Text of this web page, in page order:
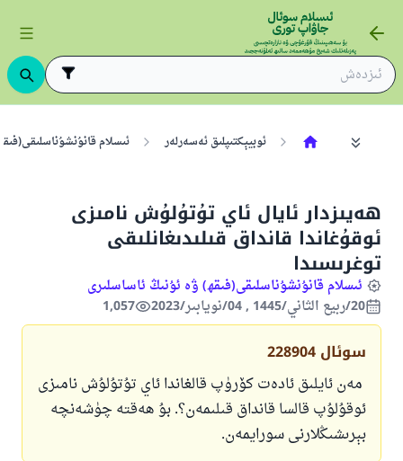
ئوبيېكتىپلىق ئەسەرلەر ئىسلام
ھەيىزدار ئايال ئاي تۇتۇلۇش نامىزى
ئوقۇغاندا قانداق قىلىدىغانلىقى
توغرىسىدا
ئىسلام قانۇنشۇناسلىقى(فىقھ) ۋە ئۇنىڭ ئاساسلىرى
20/ربيع الثاني/1445 , 04/نويابىر/2023
1,057
سوئال 228904
مەن ئايلىق ئادەت كۆرۈپ قالغاندا ئاي تۇتۇلۇش نامىزى
ئوقۇلۇپ قالسا قانداق قىلىمەن؟. بۇ ھەقتە چۈشەنچە
بېرىشىڭلارنى سورايمەن.